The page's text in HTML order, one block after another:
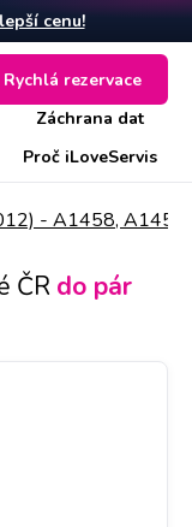
cenu!
Záchrana dat
Proč iLoveServis
Rychlá rezervace
- A1458,
ČR do pár